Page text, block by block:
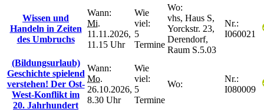
Wissen und
Handeln in Zeiten
des Umbruchs
Wann:
Mi.
11.11.2026,
11.15 Uhr
Wie
viel:
5
Termine
Wo:
vhs, Haus S,
Yorckstr. 23,
Derendorf,
Raum S.5.03
Nr.:
I060021
(Bildungsurlaub)
Geschichte spielend
verstehen! Der Ost-
West-Konflikt im
20. Jahrhundert
Wann:
Mo.
26.10.2026,
8.30 Uhr
Wie
viel:
5
Termine
Wo:
Nr.:
I080009